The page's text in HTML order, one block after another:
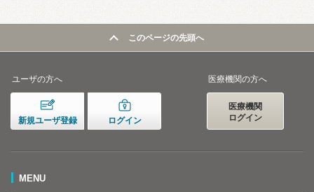
このページの先頭へ
ユーザの方へ
新規ユーザ登録 ログイン
医療機関の方へ
医療機関
ログイン
MENU